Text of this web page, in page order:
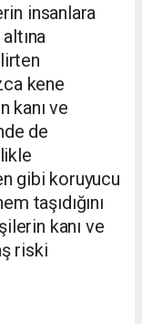
insanlara
kene
kanı ve
de
gibi koruyucu
taşıdığını
kanı ve
riski